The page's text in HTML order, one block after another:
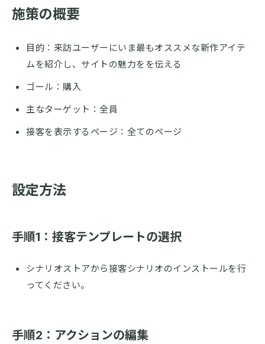
施策の概要
目的：来訪ユーザーにいま最もオススメな新作アイテ
ムを紹介し、サイトの魅力をを伝える
ゴール：購入
主なターゲット：全員
接客を表示するページ：全てのページ
設定方法
手順1：接客テンプレートの選択
シナリオストアから接客シナリオのインストールを行
ってください。
手順2：アクションの編集